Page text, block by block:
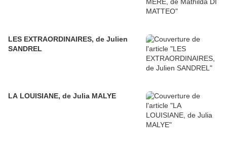
LES EXTRAORDINAIRES, de Julien
SANDREL
LA LOUISIANE, de Julia MALYE